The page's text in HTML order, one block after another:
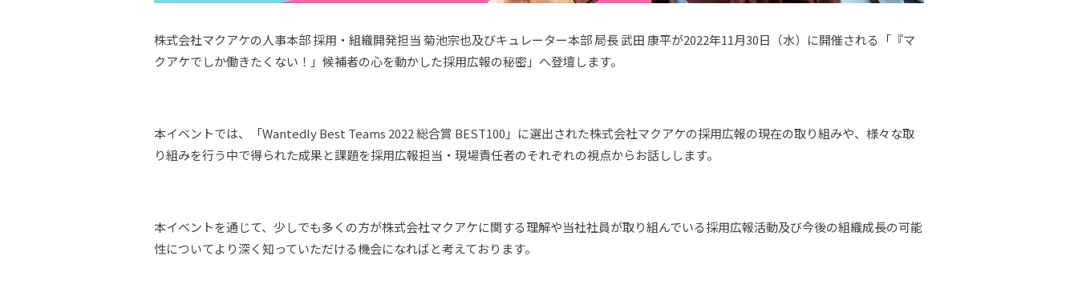
株式会社マクアケの人事本部 採用・組織開発担当 菊池宗也及びキュレーター本部 局長 武田 康平が2022年11月30日（水）に開催される「『マ
クアケでしか働きたくない！」候補者の心を動かした採用広報の秘密」へ登壇します。
本イベントでは、「Wantedly Best Teams 2022 総合賞 BEST100」に選出された株式会社マクアケの採用広報の現在の取り組みや、様々な取
り組みを行う中で得られた成果と課題を採用広報担当・現場責任者のそれぞれの視点からお話しします。
本イベントを通じて、少しでも多くの方が株式会社マクアケに関する理解や当社社員が取り組んでいる採用広報活動及び今後の組織成長の可能
性についてより深く知っていただける機会になればと考えております。